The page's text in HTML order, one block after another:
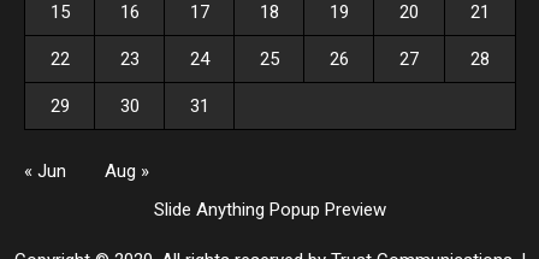
15 16 17 18 19 20 21
22 23 24 25 26 27 28
29 30 31
« Jun
Aug »
Slide Anything Popup Preview